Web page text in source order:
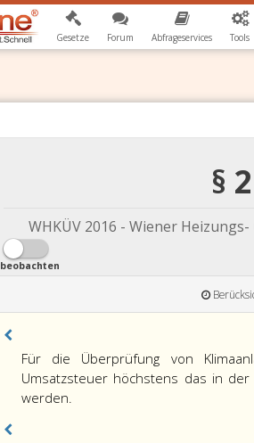
Gesetze Forum Abfrageservices Tools
§
WHKÜV 2016 - Wiener
beobachten
Paragraph
2,
Für die Überprüfung von
Umsatzsteuer höchstens das in
werden.